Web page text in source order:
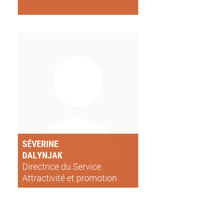
SÉVERINE
DALYNJAK
Directrice du Service
Attractivité et promotion
internationale de l’Université